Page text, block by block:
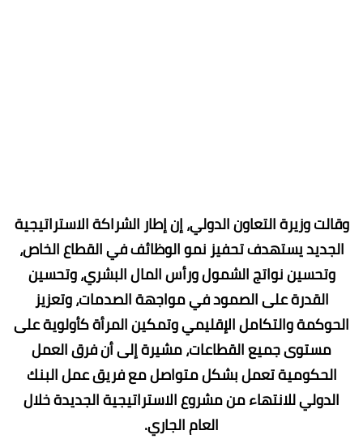
وقالت وزيرة التعاون الدولي، إن إطار الشراكة الاستراتيجية
الجديد يستهدف تحفيز نمو الوظائف في القطاع الخاص،
وتحسين نواتج الشمول ورأس المال البشري، وتحسين
القدرة على الصمود في مواجهة الصدمات، وتعزيز
الحوكمة والتكامل الإقليمي وتمكين المرأة كأولوية على
مستوى جميع القطاعات، مشيرة إلى أن فرق العمل
الحكومية تعمل بشكل متواصل مع فريق عمل البنك
الدولي للانتهاء من مشروع الاستراتيجية الجديدة خلال
العام الجاري.